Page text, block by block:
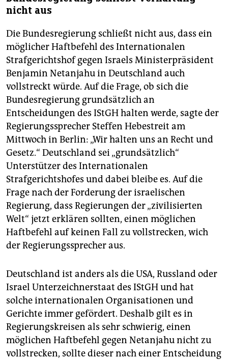
nicht aus
Die Bundesregierung schließt nicht aus, dass ein
möglicher Haftbefehl des Internationalen
Strafgerichtshof gegen Israels Ministerpräsident
Benjamin Netanjahu in Deutschland auch
vollstreckt würde. Auf die Frage, ob sich die
Bundesregierung grundsätzlich an
Entscheidungen des IStGH halten werde, sagte der
Regierungssprecher Steffen Hebestreit am
Mittwoch in Berlin: „Wir halten uns an Recht und
Gesetz.“ Deutschland sei „grundsätzlich“
Unterstützer des Internationalen
Strafgerichtshofes und dabei bleibe es. Auf die
Frage nach der Forderung der israelischen
Regierung, dass Regierungen der „zivilisierten
Welt“ jetzt erklären sollten, einen möglichen
Haftbefehl auf keinen Fall zu vollstrecken, wich
der Regierungssprecher aus.
Deutschland ist anders als die USA, Russland oder
Israel Unterzeichnerstaat des IStGH und hat
solche internationalen Organisationen und
Gerichte immer gefördert. Deshalb gilt es in
Regierungskreisen als sehr schwierig, einen
möglichen Haftbefehl gegen Netanjahu nicht zu
vollstrecken, sollte dieser nach einer Entscheidung